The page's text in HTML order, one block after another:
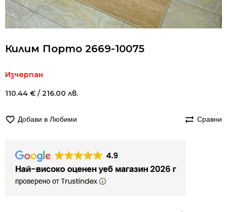
Килим Порто 2669-10075
Изчерпан
110.44 € / 216.00 лв.
Добави в Любими Сравни